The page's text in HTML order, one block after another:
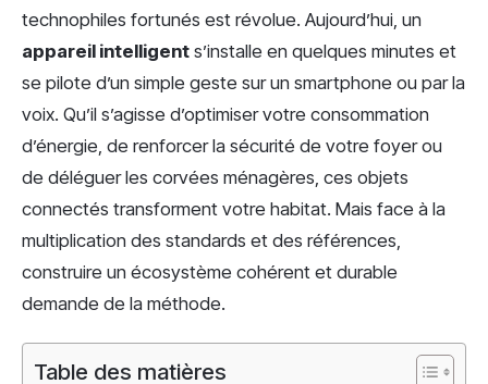
technophiles fortunés est révolue. Aujourd’hui, un
appareil intelligent s’installe en quelques minutes et
se pilote d’un simple geste sur un smartphone ou par la
voix. Qu’il s’agisse d’optimiser votre consommation
d’énergie, de renforcer la sécurité de votre foyer ou
de déléguer les corvées ménagères, ces objets
connectés transforment votre habitat. Mais face à la
multiplication des standards et des références,
construire un écosystème cohérent et durable
demande de la méthode.
Table des matières